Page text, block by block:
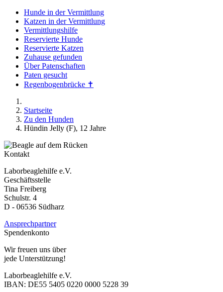
Hunde in der Vermittlung
Katzen in der Vermittlung
Vermittlungshilfe
Reservierte Hunde
Reservierte Katzen
Zuhause gefunden
Über Patenschaften
Paten gesucht
Regenbogenbrücke ✝
Startseite
Zu den Hunden
Hündin Jelly (F), 12 Jahre
Kontakt
Laborbeaglehilfe e.V.
Geschäftsstelle
Tina Freiberg
Schulstr. 4
D - 06536 Südharz
Ansprechpartner
Spendenkonto
Wir freuen uns über
jede Unterstützung!
Laborbeaglehilfe e.V.
IBAN: DE55 5405 0220 0000 5228 39